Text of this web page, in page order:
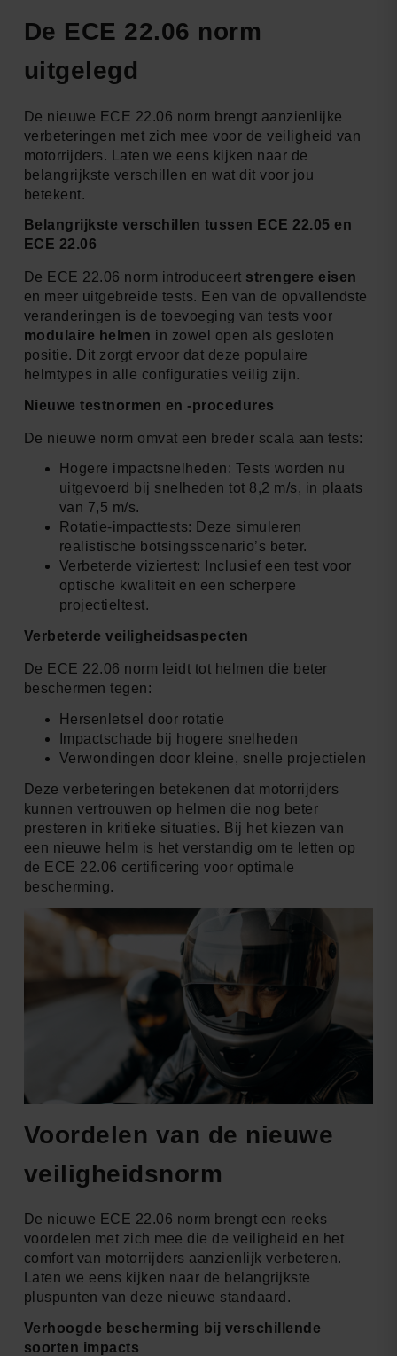
De ECE 22.06 norm
uitgelegd
De nieuwe ECE 22.06 norm brengt aanzienlijke
verbeteringen met zich mee voor de veiligheid van
motorrijders. Laten we eens kijken naar de
belangrijkste verschillen en wat dit voor jou
betekent.
Belangrijkste verschillen tussen ECE 22.05 en
ECE 22.06
De ECE 22.06 norm introduceert strengere eisen
en meer uitgebreide tests. Een van de opvallendste
veranderingen is de toevoeging van tests voor
modulaire helmen in zowel open als gesloten
positie. Dit zorgt ervoor dat deze populaire
helmtypes in alle configuraties veilig zijn.
Nieuwe testnormen en -procedures
De nieuwe norm omvat een breder scala aan tests:
Hogere impactsnelheden: Tests worden nu
uitgevoerd bij snelheden tot 8,2 m/s, in plaats
van 7,5 m/s.
Rotatie-impacttests: Deze simuleren
realistische botsingsscenario’s beter.
Verbeterde viziertest: Inclusief een test voor
optische kwaliteit en een scherpere
projectieltest.
Verbeterde veiligheidsaspecten
De ECE 22.06 norm leidt tot helmen die beter
beschermen tegen:
Hersenletsel door rotatie
Impactschade bij hogere snelheden
Verwondingen door kleine, snelle projectielen
Deze verbeteringen betekenen dat motorrijders
kunnen vertrouwen op helmen die nog beter
presteren in kritieke situaties. Bij het kiezen van
een nieuwe helm is het verstandig om te letten op
de ECE 22.06 certificering voor optimale
bescherming.
Voordelen van de nieuwe
veiligheidsnorm
De nieuwe ECE 22.06 norm brengt een reeks
voordelen met zich mee die de veiligheid en het
comfort van motorrijders aanzienlijk verbeteren.
Laten we eens kijken naar de belangrijkste
pluspunten van deze nieuwe standaard.
Verhoogde bescherming bij verschillende
soorten impacts